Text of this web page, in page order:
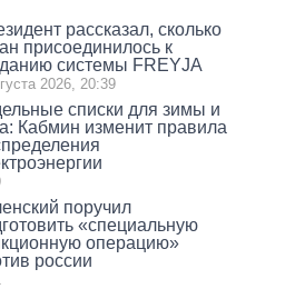
рассказал, сколько
присоединилось к
системы FREYJA
2026, 20:39
списки для зимы и
Кабмин изменит правила
поручил
«специальную
операцию»
россии